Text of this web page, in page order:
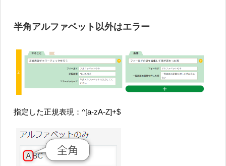
半角アルファベット以外はエラー
指定した正規表現：^[a-zA-Z]+$